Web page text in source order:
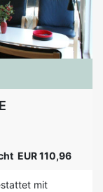
EUR 110,96
mit